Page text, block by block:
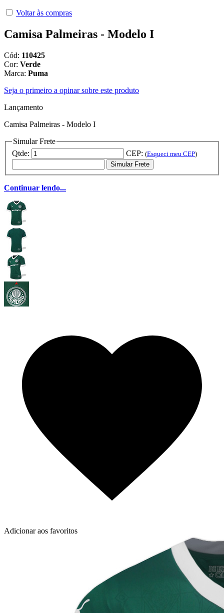
Voltar às compras
Camisa Palmeiras - Modelo I
Cód: 110425
Cor: Verde
Marca: Puma
Seja o primeiro a opinar sobre este produto
Lançamento
Camisa Palmeiras - Modelo I
Simular Frete
Qtde:
CEP: (Esqueci meu CEP)
Simular Frete
Continuar lendo...
Adicionar aos favoritos